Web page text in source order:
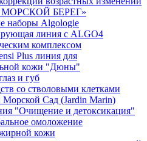
МОРСКОЙ БЕРЕГ»
наборы Algologie
линия с ALGO4
комплексом
Plus линия для
кожи "Дюны"
и губ
со стволовыми клетками
Морской Сад (Jardin Marin)
"Очищение и детоксикация"
омоложение
кожи